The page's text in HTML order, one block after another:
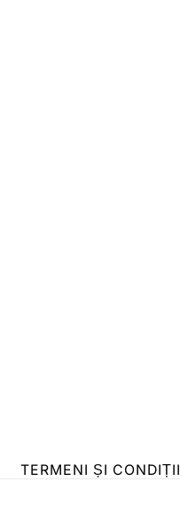
TERMENI ȘI CONDIȚII